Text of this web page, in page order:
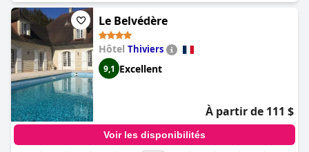
Le Belvédère
Hôtel Thiviers
9,1 Excellent
À partir de 111 $
Voir les disponibilités